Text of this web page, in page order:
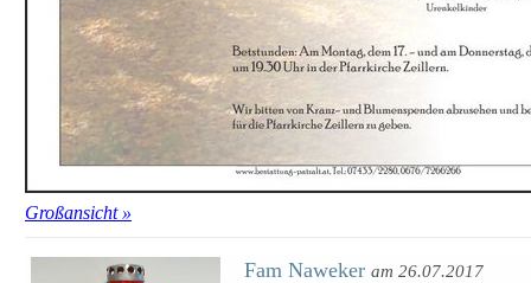
Großansicht »
Fam Naweker am 26.07.2017